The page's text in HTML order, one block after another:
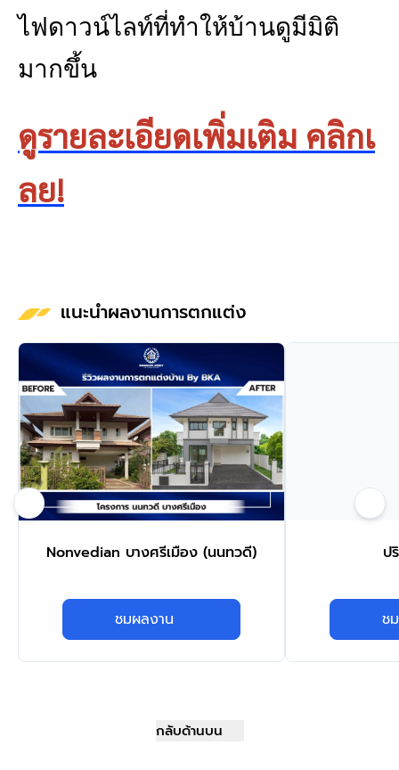
ไฟดาวน์ไลท์ที่ทำให้บ้านดูมีมิติ
มากขึ้น
ดูรายละเอียดเพิ่มเติม คลิกเ
ลย!
แนะนำผลงานการตกแต่ง
Nonvedian บางศรีเมือง (นนทวดี)
ชมผลงาน
ป
ช
กลับด้านบน